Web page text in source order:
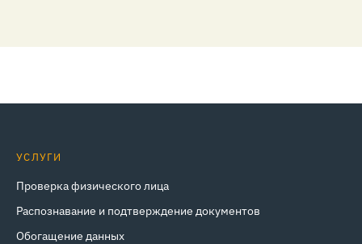
УСЛУГИ
Проверка физического лица
Распознавание и подтверждение документов
Обогащение данных